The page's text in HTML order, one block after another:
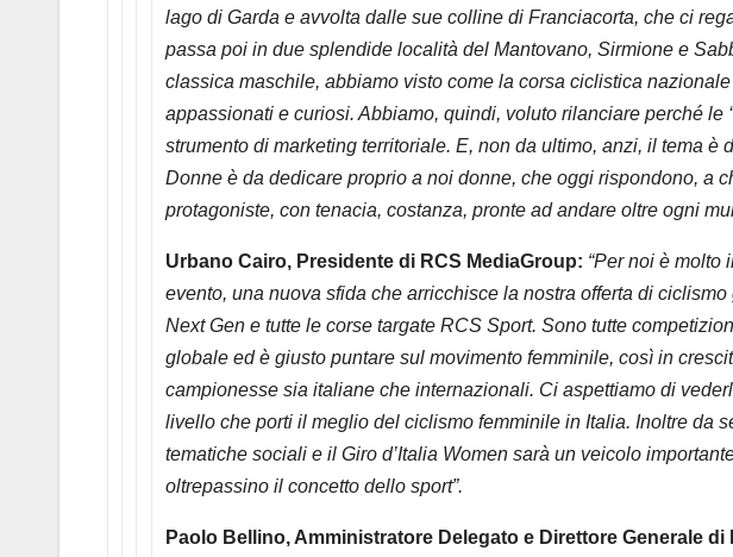
lago di Garda e avvolta dalle sue colline di Franciacorta, che ci
passa poi in due splendide località del Mantovano, Sirmione e
classica maschile, abbiamo visto come la corsa ciclistica
appassionati e curiosi. Abbiamo, quindi, voluto rilanciare perché le
strumento di marketing territoriale. E, non da ultimo, anzi, il tema è
Donne è da dedicare proprio a noi donne, che oggi rispondono, a
protagoniste, con tenacia, costanza, pronte ad andare oltre ogni
Urbano Cairo, Presidente di RCS MediaGroup: “Per noi è molto
evento, una nuova sfida che arricchisce la nostra offerta di
Next Gen e tutte le corse targate RCS Sport. Sono tutte
globale ed è giusto puntare sul movimento femminile, così in
campionesse sia italiane che internazionali. Ci aspettiamo di
livello che porti il meglio del ciclismo femminile in Italia. Inoltre da
tematiche sociali e il Giro d’Italia Women sarà un veicolo
oltrepassino il concetto dello sport”.
Paolo Bellino, Amministratore Delegato e Direttore Generale di